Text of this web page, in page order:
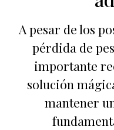
A pesar de los
pérdida de
importante
solución
mantener